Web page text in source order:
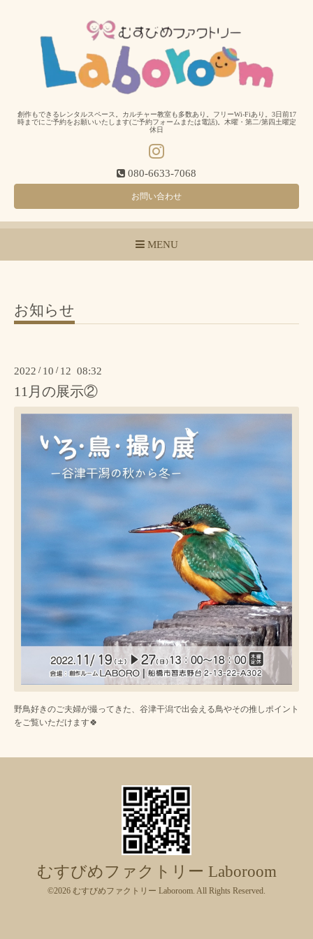
創作もできるレンタルスペース。カルチャー教室も多数あり。フリーWi-Fiあり。3日前17
時までにご予約をお願いいたします(ご予約フォームまたは電話)。木曜・第二/第四土曜定
休日
080-6633-7068
お問い合わせ
MENU
お知らせ
2022 / 10 / 12 08:32
11月の展示②
野鳥好きのご夫婦が撮ってきた、谷津干潟で出会える鳥やその推しポイント
をご覧いただけます🍀
むすびめファクトリー Laboroom
©2026 むすびめファクトリー Laboroom . All Rights Reserved.